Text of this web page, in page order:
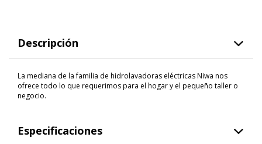
Descripción
La mediana de la familia de hidrolavadoras eléctricas Niwa nos
ofrece todo lo que requerimos para el hogar y el pequeño taller o
negocio.
Especificaciones